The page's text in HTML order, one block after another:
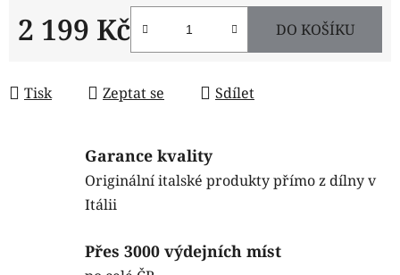
2 199 Kč DO KOŠÍKU
Tisk Zeptat se Sdílet
Garance kvality
Originální italské produkty přímo z dílny v
Itálii
Přes 3000 výdejních míst